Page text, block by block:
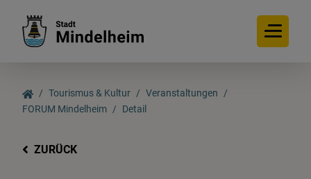
Tourismus & Kultur
Veranstaltungen
FORUM Mindelheim
Detail
ZURÜCK